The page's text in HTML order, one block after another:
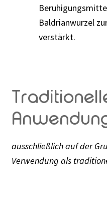
Baldrianwurzel
verstärkt.
ausschließlich auf der
Verwendung als